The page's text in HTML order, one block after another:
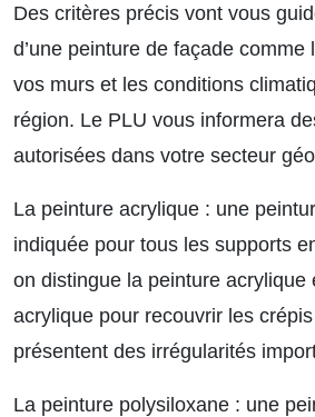
Des critères précis vont vous
d’une peinture de façade comme
vos murs et les conditions
région. Le PLU vous informera
autorisées dans votre secteur
La peinture acrylique : une
indiquée pour tous les supports
on distingue la peinture acrylique
acrylique pour recouvrir les
présentent des irrégularités
La peinture polysiloxane : une